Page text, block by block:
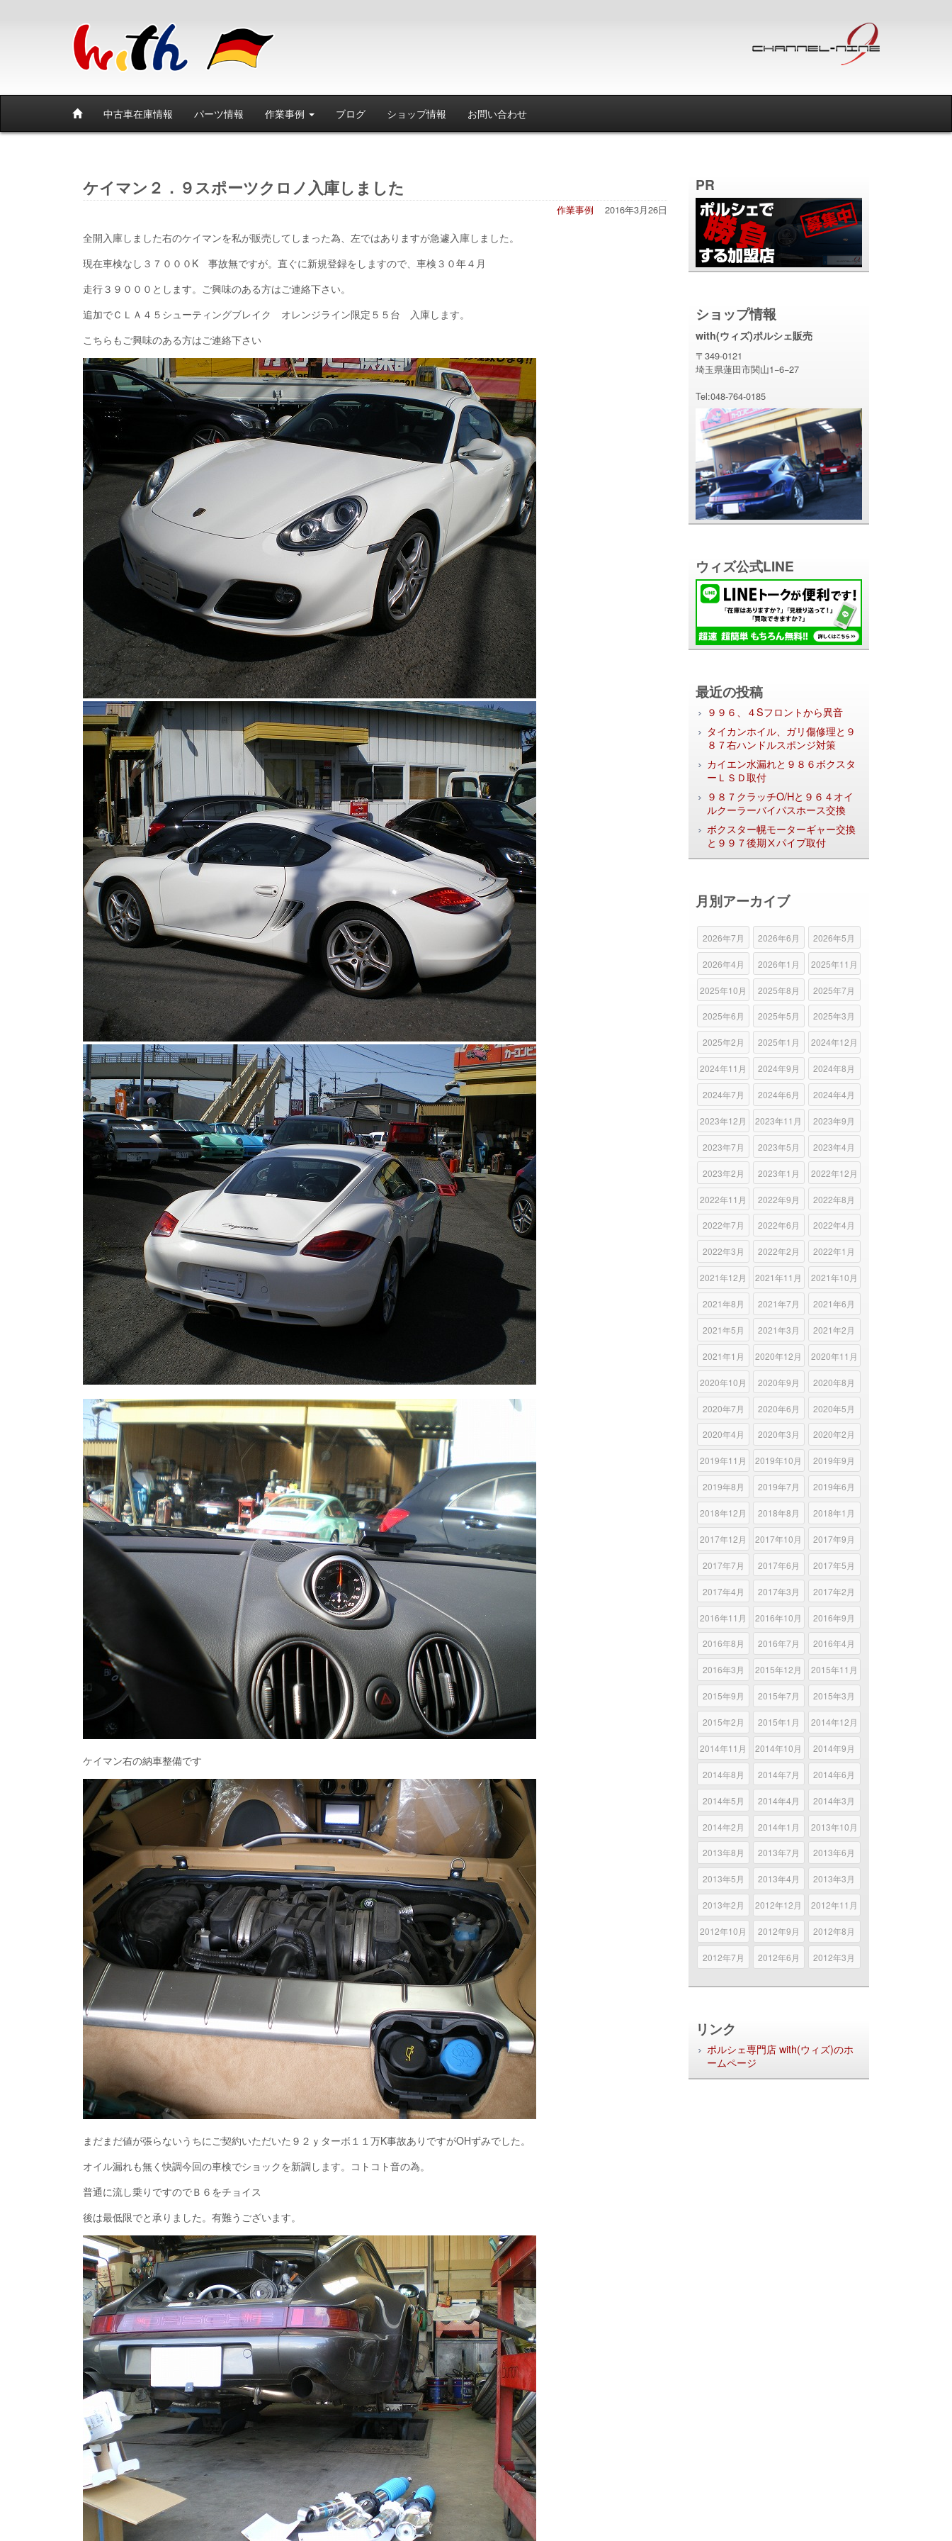
中古車在庫情報 パーツ情報 作業事例 ブログ ショップ情報 お問い合わせ
ケイマン２．９スポーツクロノ入庫しました
2016年3月26日
作業事例
全開入庫しました右のケイマンを私が販売してしまった為、左ではありますが急遽入庫しました。
現在車検なし３７０００K 事故無ですが。直ぐに新規登録をしますので、車検３０年４月
走行３９０００とします。ご興味のある方はご連絡下さい。
追加でＣＬＡ４５シューティングブレイク オレンジライン限定５５台 入庫します。
こちらもご興味のある方はご連絡下さい
ケイマン右の納車整備です
まだまだ値が張らないうちにご契約いただいた９２ｙターボ１１万K事故ありですがOHずみでした。
オイル漏れも無く快調今回の車検でショックを新調します。コトコト音の為。
普通に流し乗りですのでＢ６をチョイス
後は最低限でと承りました。有難うございます。
PR
ショップ情報
with(ウィズ)ポルシェ販売
〒349-0121
埼玉県蓮田市関山1−6−27
Tel:048-764-0185
ウィズ公式LINE
最近の投稿
９９６、４Sフロントから異音
タイカンホイル、ガリ傷修理と９
８７右ハンドルスポンジ対策
カイエン水漏れと９８６ボクスタ
ーＬＳＤ取付
９８７クラッチO/Hと９６４オイ
ルクーラーバイパスホース交換
ボクスター幌モーターギャー交換
と９９７後期Ⅹパイプ取付
月別アーカイブ
2026年7月 2026年6月 2026年5月
2026年4月 2026年1月 2025年11月
2025年10月 2025年8月 2025年7月
2025年6月 2025年5月 2025年3月
2025年2月 2025年1月 2024年12月
2024年11月 2024年9月 2024年8月
2024年7月 2024年6月 2024年4月
2023年12月 2023年11月 2023年9月
2023年7月 2023年5月 2023年4月
2023年2月 2023年1月 2022年12月
2022年11月 2022年9月 2022年8月
2022年7月 2022年6月 2022年4月
2022年3月 2022年2月 2022年1月
2021年12月 2021年11月 2021年10月
2021年8月 2021年7月 2021年6月
2021年5月 2021年3月 2021年2月
2021年1月 2020年12月 2020年11月
2020年10月 2020年9月 2020年8月
2020年7月 2020年6月 2020年5月
2020年4月 2020年3月 2020年2月
2019年11月 2019年10月 2019年9月
2019年8月 2019年7月 2019年6月
2018年12月 2018年8月 2018年1月
2017年12月 2017年10月 2017年9月
2017年7月 2017年6月 2017年5月
2017年4月 2017年3月 2017年2月
2016年11月 2016年10月 2016年9月
2016年8月 2016年7月 2016年4月
2016年3月 2015年12月 2015年11月
2015年9月 2015年7月 2015年3月
2015年2月 2015年1月 2014年12月
2014年11月 2014年10月 2014年9月
2014年8月 2014年7月 2014年6月
2014年5月 2014年4月 2014年3月
2014年2月 2014年1月 2013年10月
2013年8月 2013年7月 2013年6月
2013年5月 2013年4月 2013年3月
2013年2月 2012年12月 2012年11月
2012年10月 2012年9月 2012年8月
2012年7月 2012年6月 2012年3月
リンク
ポルシェ専門店 with(ウィズ)のホ
ームページ